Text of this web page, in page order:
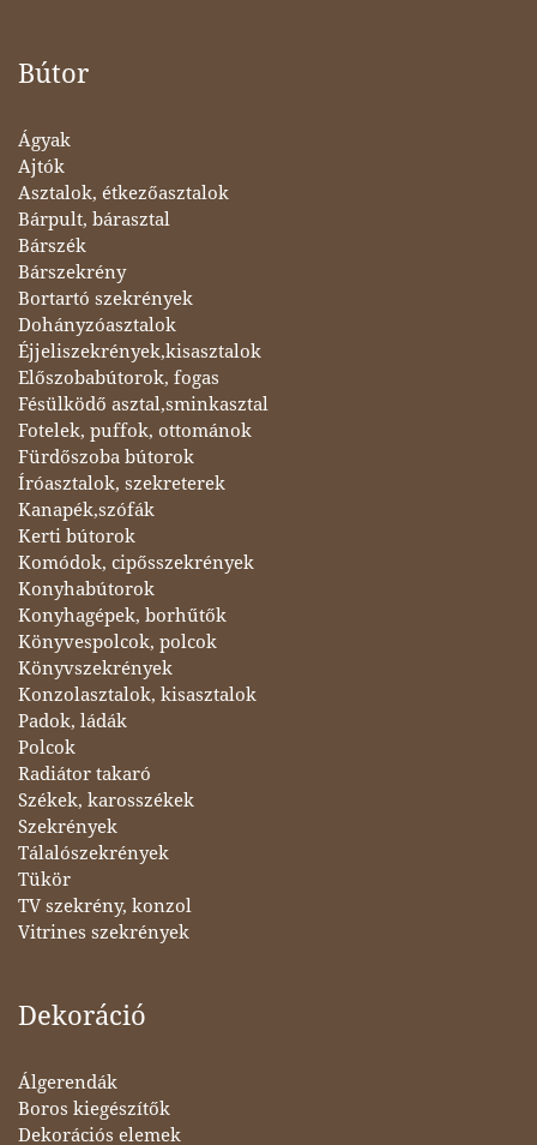
Bútor
Ágyak
Ajtók
Asztalok, étkezőasztalok
Bárpult, bárasztal
Bárszék
Bárszekrény
Bortartó szekrények
Dohányzóasztalok
Éjjeliszekrények,kisasztalok
Előszobabútorok, fogas
Fésülködő asztal,sminkasztal
Fotelek, puffok, ottománok
Fürdőszoba bútorok
Íróasztalok, szekreterek
Kanapék,szófák
Kerti bútorok
Komódok, cipősszekrények
Konyhabútorok
Konyhagépek, borhűtők
Könyvespolcok, polcok
Könyvszekrények
Konzolasztalok, kisasztalok
Padok, ládák
Polcok
Radiátor takaró
Székek, karosszékek
Szekrények
Tálalószekrények
Tükör
TV szekrény, konzol
Vitrines szekrények
Dekoráció
Álgerendák
Boros kiegészítők
Dekorációs elemek